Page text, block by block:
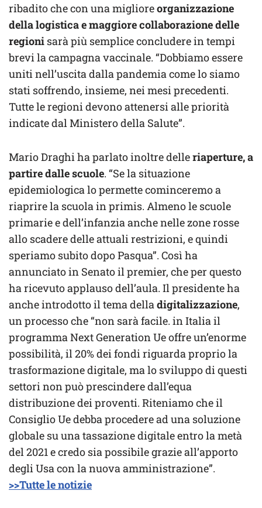
ribadito che con una miglioreorganizzazione
della logistica e maggiore collaborazione delle
regioni sarà più semplice concludere in tempi
brevi la campagna vaccinale. “Dobbiamo essere
uniti nell’uscita dalla pandemia come lo siamo
stati soffrendo, insieme, nei mesi precedenti.
Tutte le regioni devono attenersi alle priorità
indicate dal Ministero della Salute”.
Mario Draghi ha parlato inoltre delleriaperture, a
partire dalle scuole. “Se la situazione
epidemiologica lo permette cominceremo a
riaprire la scuola in primis. Almeno le scuole
primarie e dell’infanzia anche nelle zone rosse
allo scadere delle attuali restrizioni, e quindi
speriamo subito dopo Pasqua”. Così ha
annunciato in Senato il premier, che per questo
ha ricevuto applauso dell’aula. Il presidente ha
anche introdotto il tema delladigitalizzazione,
un processo che “non sarà facile. in Italia il
programma Next Generation Ue offre un’enorme
possibilità, il 20% dei fondi riguarda proprio la
trasformazione digitale, ma lo sviluppo di questi
settori non può prescindere dall’equa
distribuzione dei proventi. Riteniamo che il
Consiglio Ue debba procedere ad una soluzione
globale su una tassazione digitale entro la metà
del 2021 e credo sia possibile grazie all’apporto
degli Usa con la nuova amministrazione”.
>>Tutte le notizie